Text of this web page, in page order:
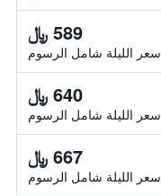
589 ﷼
سعر الليلة شامل الرسوم
640 ﷼
سعر الليلة شامل الرسوم
667 ﷼
سعر الليلة شامل الرسوم